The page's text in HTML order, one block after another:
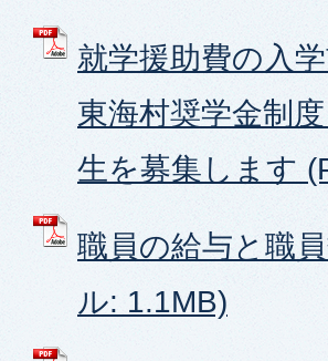
就学援助費の入
東海村奨学金制
生を募集します
職員の給与と職
ル: 1.1MB)